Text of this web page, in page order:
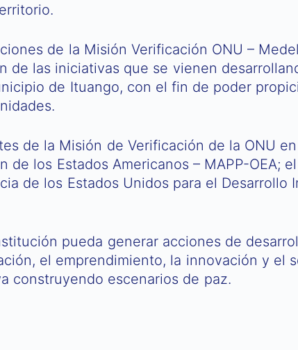
de la Misión Verificación ONU –
de las iniciativas que se vienen
de Ituango, con el fin de poder
de la Misión de Verificación de la ONU
de los Estados Americanos – MAPP-OEA;
de los Estados Unidos para el Desarrollo
pueda generar acciones de
el emprendimiento, la innovación y el
construyendo escenarios de paz.